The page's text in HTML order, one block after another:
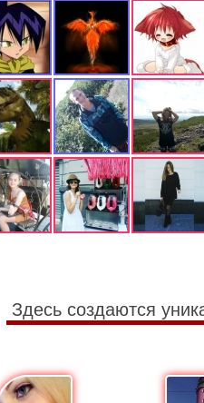
Здесь создаются